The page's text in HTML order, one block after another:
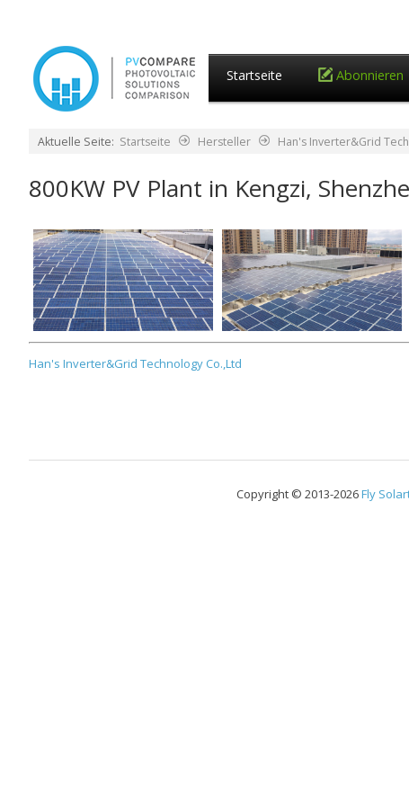
Startseite Abonnieren
Aktuelle Seite: Startseite Hersteller Han's Inverter&Grid
800KW PV Plant in Kengzi,
Han's Inverter&Grid Technology Co.,Ltd
Copyright © 2013-2026Fly